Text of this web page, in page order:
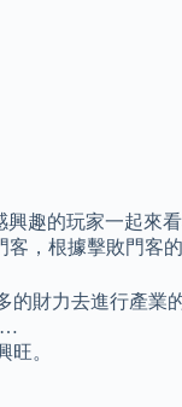
趣的玩家一起來
，根據擊敗門客
財力去進行產業
…
。